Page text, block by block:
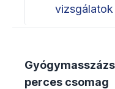
vizsgálatok
perces csomag